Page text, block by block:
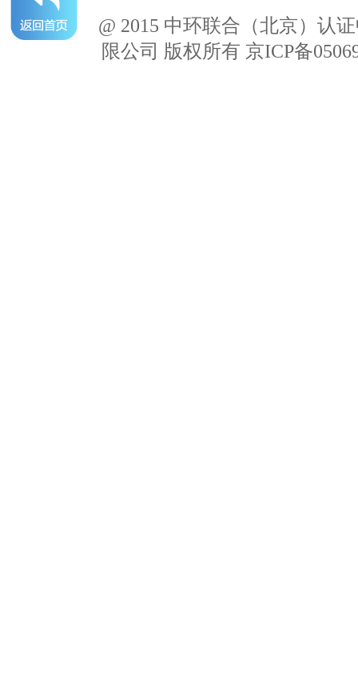
@ 2015 中环联合（北京）认
限公司 版权所有 京ICP备